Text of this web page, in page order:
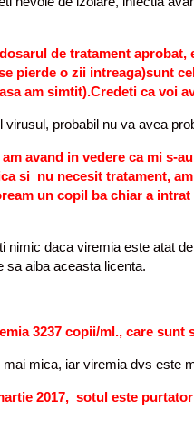
de tratament
pierde o zii intreaga)sunt
am simtit).Credeti ca voi
probabil nu va avea
avand in vedere ca mi
si nu necesit tratament,
un copil ba chiar a
daca viremia este atat
aiba aceasta licenta.
3237 copii/ml., care sunt
mica, iar viremia dvs este
2017, sotul este